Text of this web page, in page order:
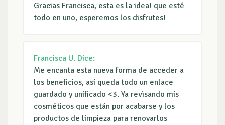
Gracias Francisca, esta es la idea! que esté
todo en uno, esperemos los disfrutes!
Francisca U. Dice:
Me encanta esta nueva forma de acceder a
los beneficios, así queda todo un enlace
guardado y unificado <3. Ya revisando mis
cosméticos que están por acabarse y los
productos de limpieza para renovarlos